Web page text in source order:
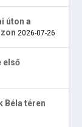
úton a
2026-07-26
első
Béla téren